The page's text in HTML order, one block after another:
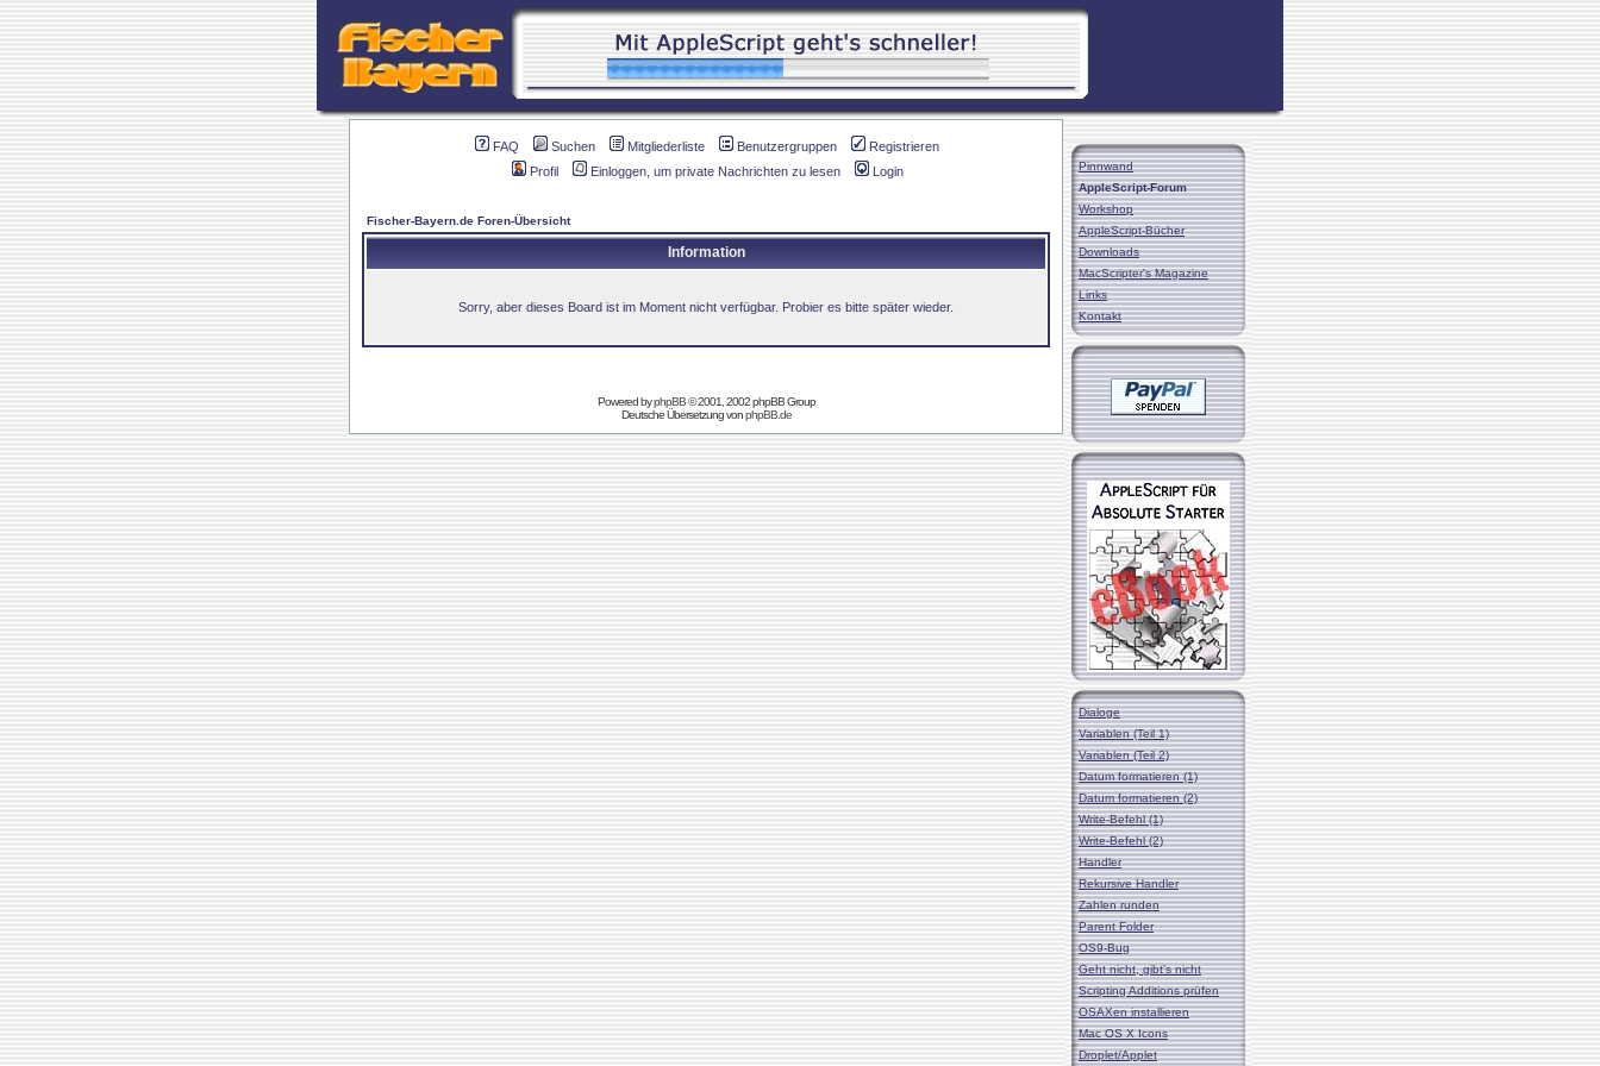
FAQ Suchen Mitgliederliste Benutzergruppen
Registrieren
Profil
Einloggen, um private Nachrichten zu lesen Login
Fischer-Bayern.de Foren-Übersicht
Information
Sorry, aber dieses Board ist im Moment nicht verfügbar. Probier es bitte später wieder.
Powered byphpBB© 2001, 2002 phpBB Group
Deutsche Übersetzung vonphpBB.de
Pinnwand
AppleScript-Forum
Workshop
AppleScript-Bücher
Downloads
MacScripter's Magazine
Links
Kontakt
Dialoge
Variablen (Teil 1)
Variablen (Teil 2)
Datum formatieren (1)
Datum formatieren (2)
Write-Befehl (1)
Write-Befehl (2)
Handler
Rekursive Handler
Zahlen runden
Parent Folder
OS9-Bug
Geht nicht, gibt's nicht
Scripting Additions prüfen
OSAXen installieren
Mac OS X Icons
Droplet/Applet